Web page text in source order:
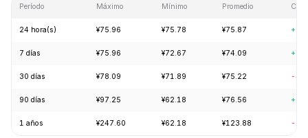
Período Máximo Mínimo Promedio
24 hora(s) ¥75.96 ¥75.78 ¥75.87
7 días ¥75.96 ¥72.67 ¥74.09
30 días ¥78.09 ¥71.89 ¥75.22 -
90 días ¥97.25 ¥62.18 ¥76.56
1 años ¥247.60 ¥62.18 ¥123.88 -